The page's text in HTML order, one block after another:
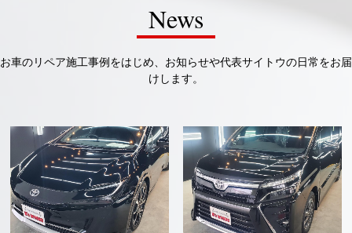
News
お車のリペア施工事例をはじめ、お知らせや代表サイトウの日常をお届
けします。